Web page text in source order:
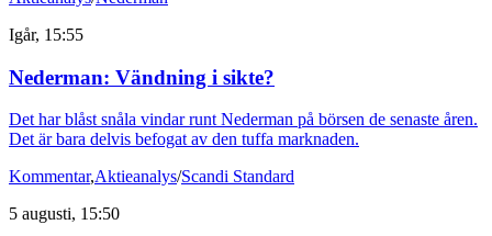
Igår, 15:55
Nederman: Vändning i sikte?
Det har blåst snåla vindar runt Nederman på börsen de senaste åren.
Det är bara delvis befogat av den tuffa marknaden.
Kommentar,Aktieanalys/Scandi Standard
5 augusti, 15:50